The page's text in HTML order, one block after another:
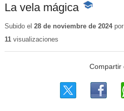
La vela mágica -
educativo
Subido el 28 de noviembre de 2024por
11visualizaciones